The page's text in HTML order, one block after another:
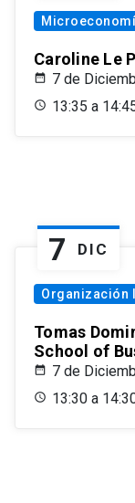
Caroline Le
7 de
13:35 a
7 DIC
Organización
Tomas
School of
7 de
13:30 a